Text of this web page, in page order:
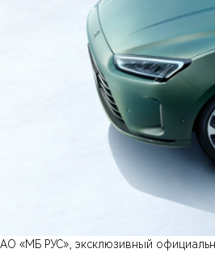
АО «МБ РУС», эксклюзивный